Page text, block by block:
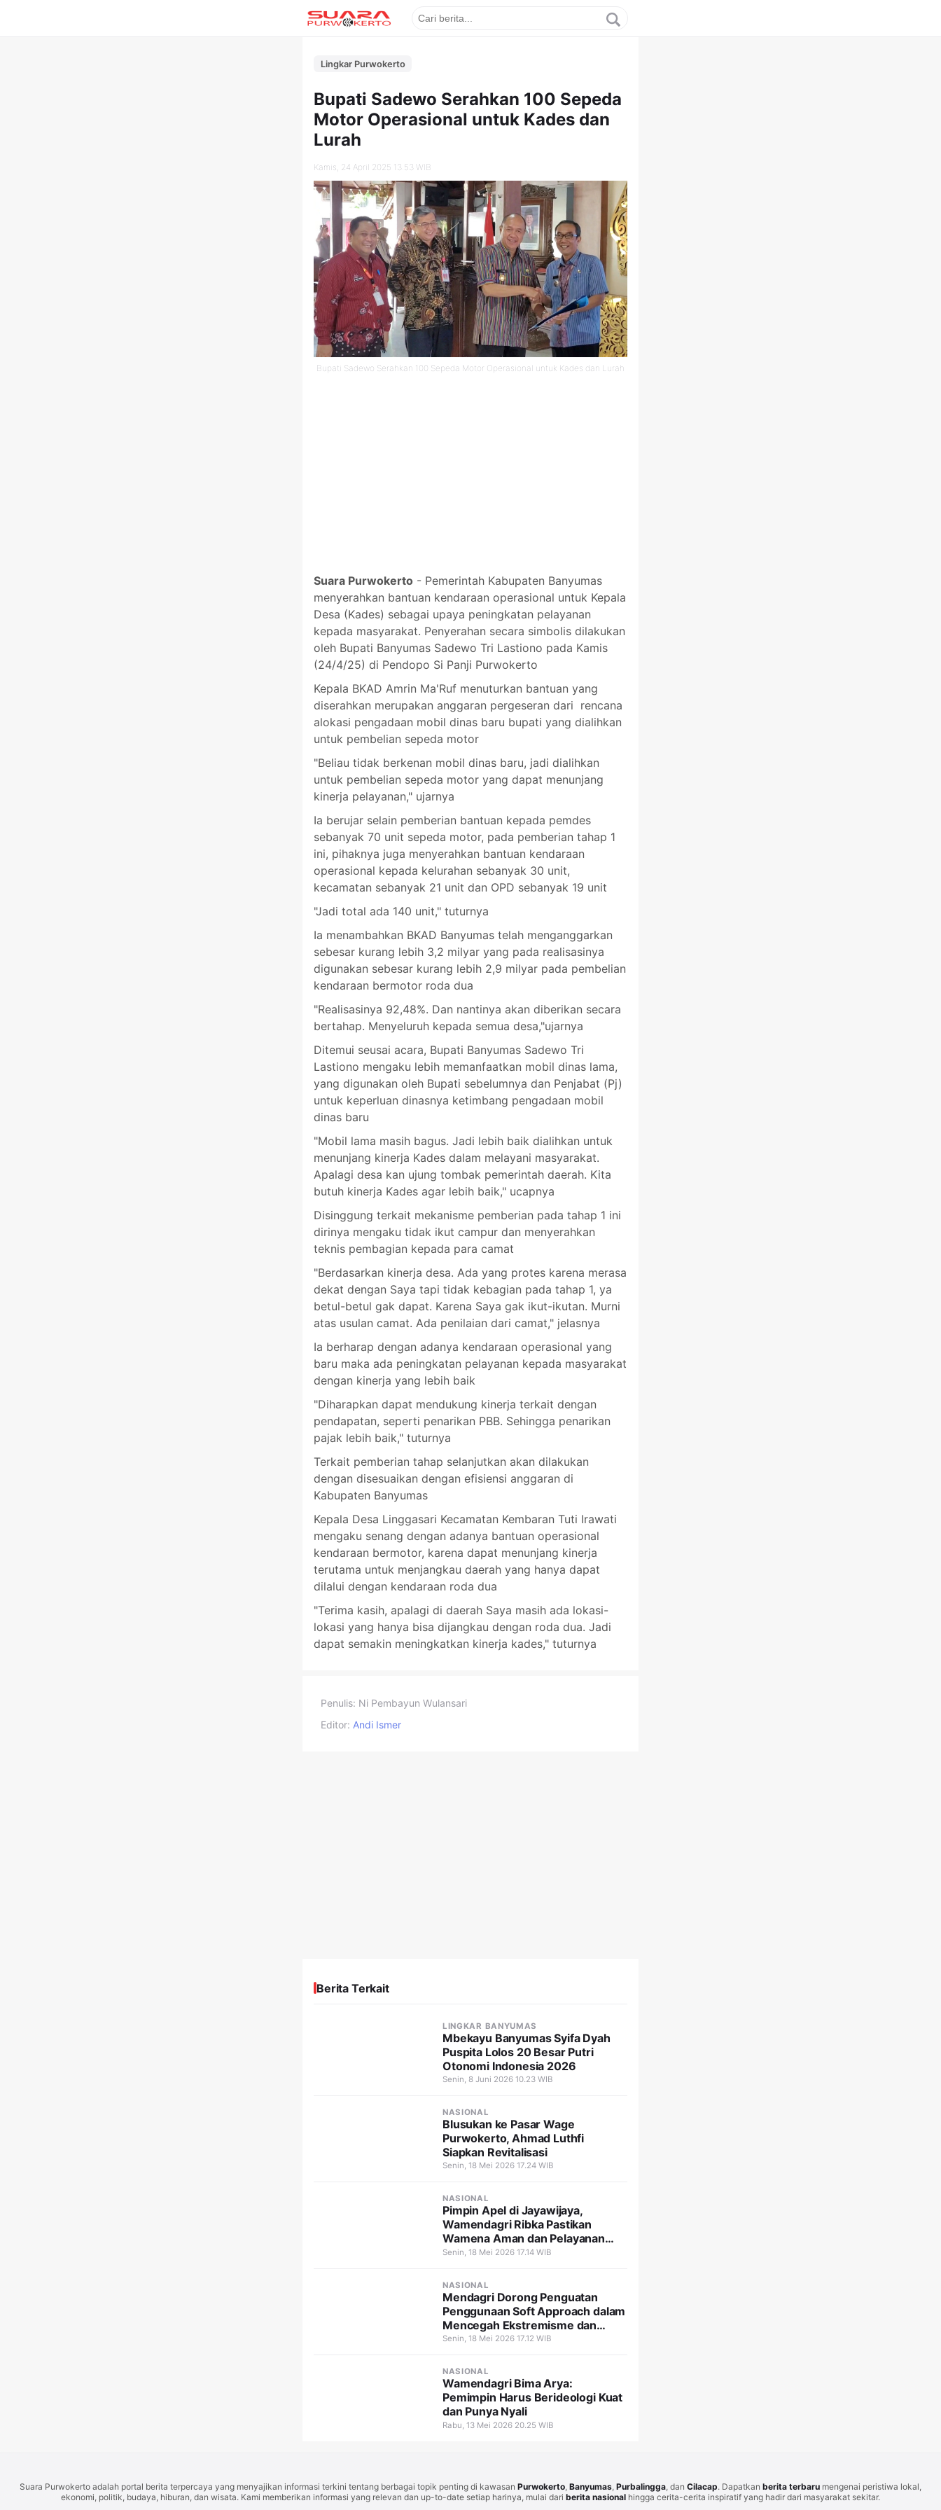
Lingkar Purwokerto
Bupati Sadewo Serahkan 100 Sepeda
Motor Operasional untuk Kades dan
Lurah
Kamis, 24 April 2025 13.53 WIB
Bupati Sadewo Serahkan 100 Sepeda Motor Operasional untuk Kades dan Lurah
Suara Purwokerto - Pemerintah Kabupaten Banyumas
menyerahkan bantuan kendaraan operasional untuk Kepala
Desa (Kades) sebagai upaya peningkatan pelayanan
kepada masyarakat. Penyerahan secara simbolis dilakukan
oleh Bupati Banyumas Sadewo Tri Lastiono pada Kamis
(24/4/25) di Pendopo Si Panji Purwokerto
Kepala BKAD Amrin Ma'Ruf menuturkan bantuan yang
diserahkan merupakan anggaran pergeseran dari rencana
alokasi pengadaan mobil dinas baru bupati yang dialihkan
untuk pembelian sepeda motor
"Beliau tidak berkenan mobil dinas baru, jadi dialihkan
untuk pembelian sepeda motor yang dapat menunjang
kinerja pelayanan," ujarnya
Ia berujar selain pemberian bantuan kepada pemdes
sebanyak 70 unit sepeda motor, pada pemberian tahap 1
ini, pihaknya juga menyerahkan bantuan kendaraan
operasional kepada kelurahan sebanyak 30 unit,
kecamatan sebanyak 21 unit dan OPD sebanyak 19 unit
"Jadi total ada 140 unit," tuturnya
Ia menambahkan BKAD Banyumas telah menganggarkan
sebesar kurang lebih 3,2 milyar yang pada realisasinya
digunakan sebesar kurang lebih 2,9 milyar pada pembelian
kendaraan bermotor roda dua
"Realisasinya 92,48%. Dan nantinya akan diberikan secara
bertahap. Menyeluruh kepada semua desa,"ujarnya
Ditemui seusai acara, Bupati Banyumas Sadewo Tri
Lastiono mengaku lebih memanfaatkan mobil dinas lama,
yang digunakan oleh Bupati sebelumnya dan Penjabat (Pj)
untuk keperluan dinasnya ketimbang pengadaan mobil
dinas baru
"Mobil lama masih bagus. Jadi lebih baik dialihkan untuk
menunjang kinerja Kades dalam melayani masyarakat.
Apalagi desa kan ujung tombak pemerintah daerah. Kita
butuh kinerja Kades agar lebih baik," ucapnya
Disinggung terkait mekanisme pemberian pada tahap 1 ini
dirinya mengaku tidak ikut campur dan menyerahkan
teknis pembagian kepada para camat
"Berdasarkan kinerja desa. Ada yang protes karena merasa
dekat dengan Saya tapi tidak kebagian pada tahap 1, ya
betul-betul gak dapat. Karena Saya gak ikut-ikutan. Murni
atas usulan camat. Ada penilaian dari camat," jelasnya
Ia berharap dengan adanya kendaraan operasional yang
baru maka ada peningkatan pelayanan kepada masyarakat
dengan kinerja yang lebih baik
"Diharapkan dapat mendukung kinerja terkait dengan
pendapatan, seperti penarikan PBB. Sehingga penarikan
pajak lebih baik," tuturnya
Terkait pemberian tahap selanjutkan akan dilakukan
dengan disesuaikan dengan efisiensi anggaran di
Kabupaten Banyumas
Kepala Desa Linggasari Kecamatan Kembaran Tuti Irawati
mengaku senang dengan adanya bantuan operasional
kendaraan bermotor, karena dapat menunjang kinerja
terutama untuk menjangkau daerah yang hanya dapat
dilalui dengan kendaraan roda dua
"Terima kasih, apalagi di daerah Saya masih ada lokasi-
lokasi yang hanya bisa dijangkau dengan roda dua. Jadi
dapat semakin meningkatkan kinerja kades," tuturnya
Penulis: Ni Pembayun Wulansari
Editor: Andi Ismer
Berita Terkait
LINGKAR BANYUMAS
Mbekayu Banyumas Syifa Dyah
Puspita Lolos 20 Besar Putri
Otonomi Indonesia 2026
Senin, 8 Juni 2026 10.23 WIB
NASIONAL
Blusukan ke Pasar Wage
Purwokerto, Ahmad Luthfi
Siapkan Revitalisasi
Senin, 18 Mei 2026 17.24 WIB
NASIONAL
Pimpin Apel di Jayawijaya,
Wamendagri Ribka Pastikan
Wamena Aman dan Pelayanan
Tetap Berjalan
Senin, 18 Mei 2026 17.14 WIB
NASIONAL
Mendagri Dorong Penguatan
Penggunaan Soft Approach dalam
Mencegah Ekstremisme dan
Terorisme
Senin, 18 Mei 2026 17.12 WIB
NASIONAL
Wamendagri Bima Arya:
Pemimpin Harus Berideologi Kuat
dan Punya Nyali
Rabu, 13 Mei 2026 20.25 WIB
Suara Purwokerto adalah portal berita terpercaya yang menyajikan informasi terkini tentang berbagai topik penting di kawasan Purwokerto Banyumas Purbalingga , dan Cilacap. Dapatkan berita terbaru mengenai peristiwa lokal,
ekonomi, politik, budaya, hiburan, dan wisata. Kami memberikan informasi yang relevan dan up-to-date setiap harinya, mulai dari berita nasional hingga cerita-cerita inspiratif yang hadir dari masyarakat sekitar.